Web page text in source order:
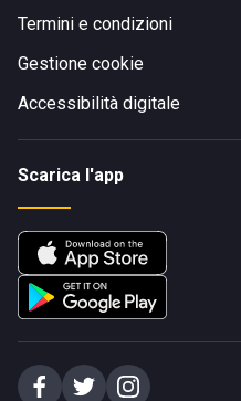
Termini e condizioni
Gestione cookie
Accessibilità digitale
Scarica l'app